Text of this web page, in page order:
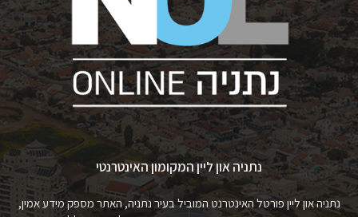
נתניה און ליין המקומון האינטרנטי
נתניה און ליין פורטל האינטרנט המוביל בעיר נתניה, האתר מספק מידע אמין,